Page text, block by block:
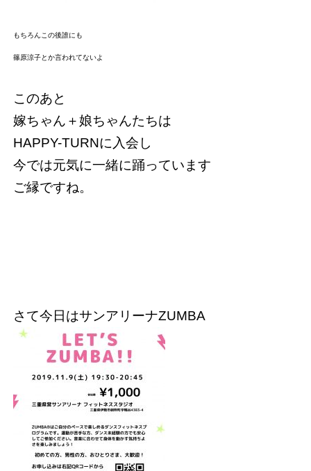
もちろんこの後誰にも
篠原涼子とか言われてないよ
このあと
嫁ちゃん＋娘ちゃんたちは
HAPPY-TURNに入会し
今では元気に一緒に踊っています
ご縁ですね。
さて今日はサンアリーナZUMBA